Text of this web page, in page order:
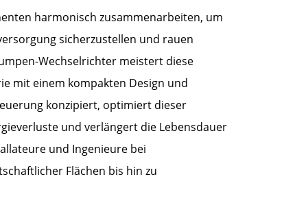
harmonisch zusammenarbeiten, um
sicherzustellen und rauen
Wechselrichter meistert diese
mit einem kompakten Design und
konzipiert, optimiert dieser
und verlängert die Lebensdauer
und Ingenieure bei
Flächen bis hin zu